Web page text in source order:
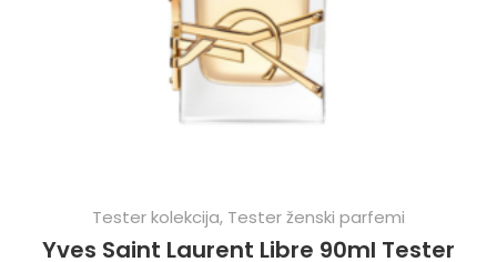
Tester kolekcija, Tester ženski parfemi
Yves Saint Laurent Libre 90ml Tester